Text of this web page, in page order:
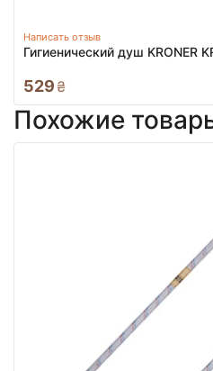
Написать отзыв
Гигиенический душ KRONER
529 ₴
Похожие